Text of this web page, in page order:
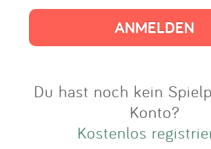
Du hast noch kein
Konto?
Kostenlos